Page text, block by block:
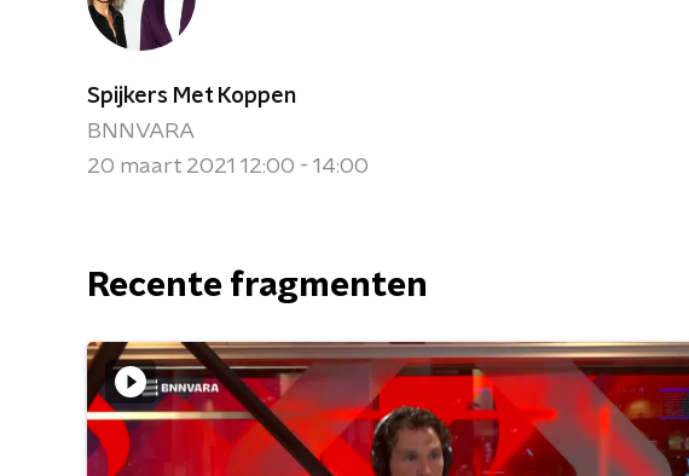
Spijkers Met Koppen
BNNVARA
20 maart 2021 12:00 - 14:00
Recente fragmenten